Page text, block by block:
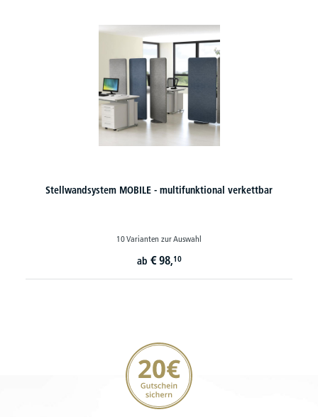
Stellwandsystem MOBILE - multifunktional verkettbar
10 Varianten zur Auswahl
ab € 98,10
20€ Gutschein sichern